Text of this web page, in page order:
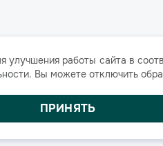
улучшения работы сайта в
. Вы можете отключить
ПРИНЯТЬ